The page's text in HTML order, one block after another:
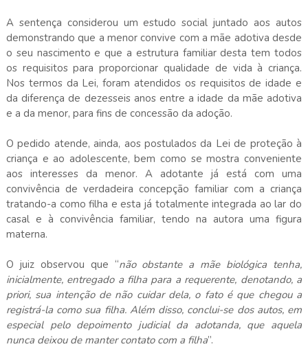
A sentença considerou um estudo social juntado aos autos
demonstrando que a menor convive com a mãe adotiva desde
o seu nascimento e que a estrutura familiar desta tem todos
os requisitos para proporcionar qualidade de vida à criança.
Nos termos da Lei, foram atendidos os requisitos de idade e
da diferença de dezesseis anos entre a idade da mãe adotiva
e a da menor, para fins de concessão da adoção.
O pedido atende, ainda, aos postulados da Lei de proteção à
criança e ao adolescente, bem como se mostra conveniente
aos interesses da menor. A adotante já está com uma
convivência de verdadeira concepção familiar com a criança
tratando-a como filha e esta já totalmente integrada ao lar do
casal e à convivência familiar, tendo na autora uma figura
materna.
O juiz observou que “não obstante a mãe biológica tenha,
inicialmente, entregado a filha para a requerente, denotando, a
priori, sua intenção de não cuidar dela, o fato é que chegou a
registrá-la como sua filha. Além disso, conclui-se dos autos, em
especial pelo depoimento judicial da adotanda, que aquela
nunca deixou de manter contato com a filha”.